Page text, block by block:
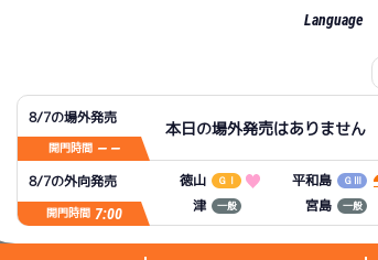
Language
8/7の場外発売
開門時間 — —
本日の場外発売はありません
8/7の外向発売
開門時間 7:00
徳山 ＧⅠ 平和島 ＧⅢ
津 一般 宮島 一般